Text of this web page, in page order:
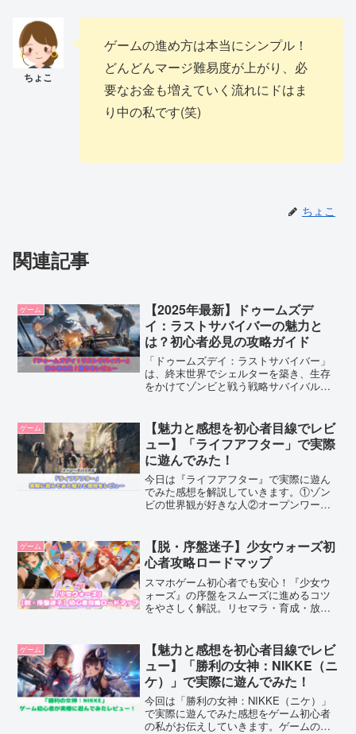
ゲームの進め方は本当にシンプル！
どんどんマージ難易度が上がり、必
要なお金も増えていく流れにドはま
り中の私です(笑)
ちょこ
関連記事
ゲーム
【2025年最新】ドゥームズデ
イ：ラストサバイバーの魅力と
は？初心者必見の攻略ガイド
「ドゥームズデイ：ラストサバイバー」
は、終末世界でシェルターを築き、生存
をかけてゾンビと戦う戦略サバイバルゲ
を詳しく解説！ダウンロード前にチェッ
クして、効率よく生き抜こう！
ゲーム
【魅力と感想を初心者目線でレビ
ュー】「ライフアフター」で実際
に遊んでみた！
今日は『ライフアフター』で実際に遊ん
でみた感想を解説していきます。①ゾン
ビの世界観が好きな人②オープンワール
のが『ライフアフター』です！綺麗なグ
ラフィックな世界観でゾクゾクを味わい
たい方は是非ダウンロードしてみてくだ
さいね。
ゲーム
【脱・序盤迷子】少女ウォーズ初
心者攻略ロードマップ
スマホゲーム初心者でも安心！『少女ウ
ォーズ』の序盤をスムーズに進めるコツ
をやさしく解説。リセマラ・育成・放置
ゲーム
【魅力と感想を初心者目線でレビ
ュー】「勝利の女神：NIKKE（ニ
ケ）」で実際に遊んでみた！
今回は「勝利の女神：NIKKE（ニケ）」
で実際に遊んでみた感想をゲーム初心者
の私がお伝えしていきます。ゲームの操